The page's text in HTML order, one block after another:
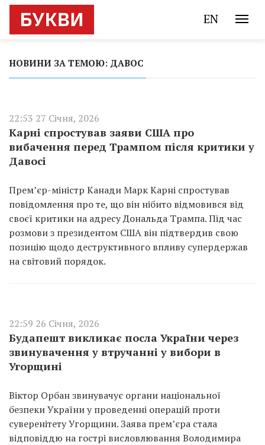
EN
НОВИНИ ЗА ТЕМОЮ: ДАВОС
22:53 27 Січня, 2026
Карні спростував заяви США про
вибачення перед Трампом після критики у
Давосі
Прем’єр-міністр Канади Марк Карні спростував
повідомлення про те, що він нібито відмовився від
своєї критики на адресу Дональда Трампа. Під час
розмови з президентом США він підтвердив свою
позицію щодо деструктивного впливу супердержав
на світовий порядок.
22:59 26 Січня, 2026
Будапешт викликає посла України через
звинувачення у втручанні у вибори в
Угорщині
Віктор Орбан звинувачує органи національної
безпеки України у проведенні операцій проти
суверенітету Угорщини. Заява прем’єра стала
відповіддю на гострі висловлювання Володимира